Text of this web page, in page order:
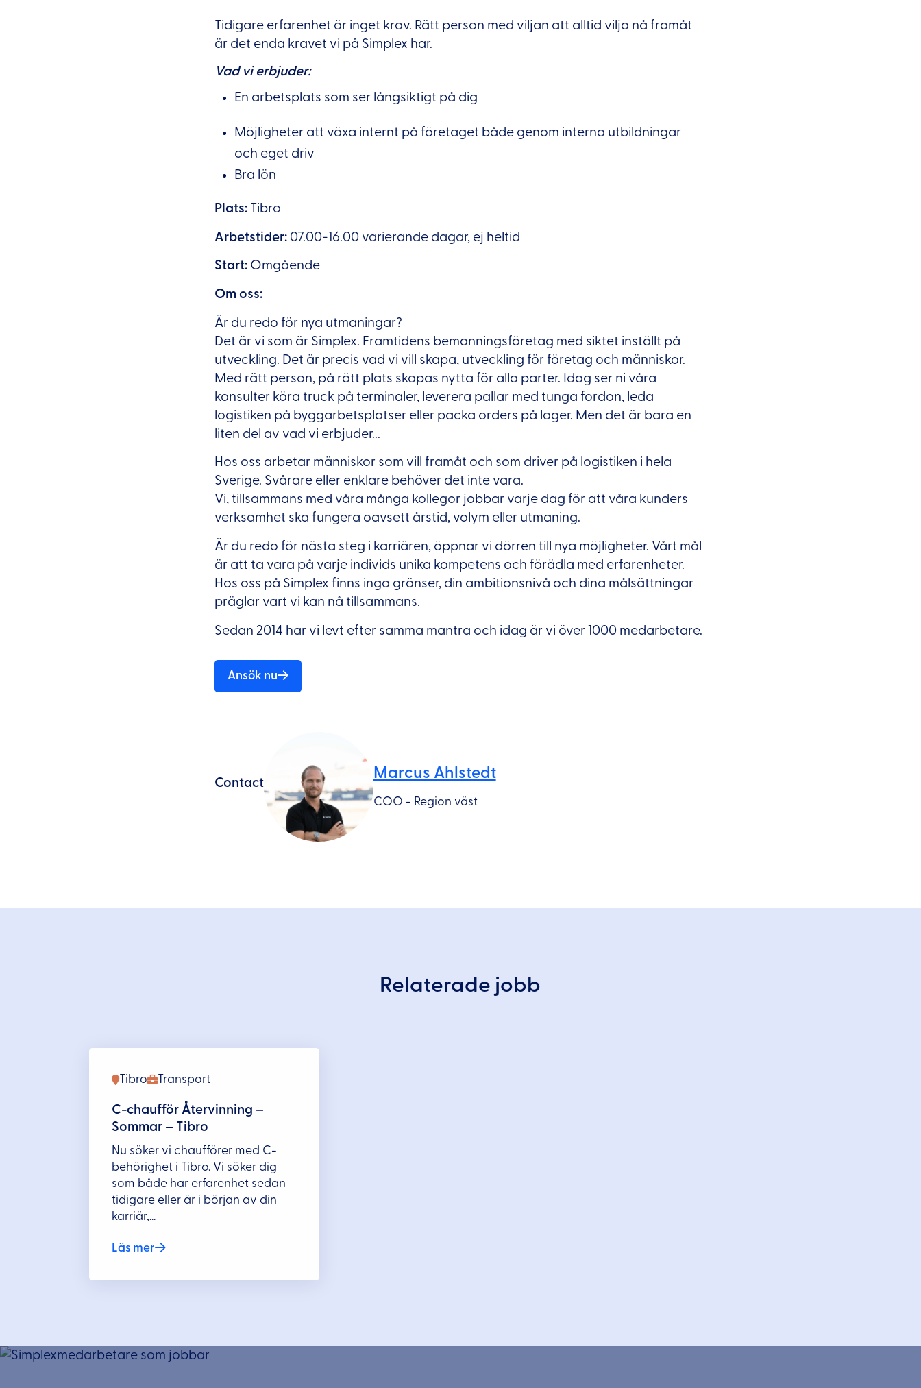
Tidigare erfarenhet är inget krav. Rätt person med viljan att alltid vilja nå framåt
är det enda kravet vi på Simplex har.
Vad vi erbjuder:
En arbetsplats som ser långsiktigt på dig
Möjligheter att växa internt på företaget både genom interna utbildningar
och eget driv
Bra lön
Plats: Tibro
Arbetstider: 07.00-16.00 varierande dagar, ej heltid
Start: Omgående
Om oss:
Är du redo för nya utmaningar?
Det är vi som är Simplex. Framtidens bemanningsföretag med siktet inställt på
utveckling. Det är precis vad vi vill skapa, utveckling för företag och människor.
Med rätt person, på rätt plats skapas nytta för alla parter. Idag ser ni våra
konsulter köra truck på terminaler, leverera pallar med tunga fordon, leda
logistiken på byggarbetsplatser eller packa orders på lager. Men det är bara en
liten del av vad vi erbjuder...
Hos oss arbetar människor som vill framåt och som driver på logistiken i hela
Sverige. Svårare eller enklare behöver det inte vara.
Vi, tillsammans med våra många kollegor jobbar varje dag för att våra kunders
verksamhet ska fungera oavsett årstid, volym eller utmaning.
Är du redo för nästa steg i karriären, öppnar vi dörren till nya möjligheter. Vårt mål
är att ta vara på varje individs unika kompetens och förädla med erfarenheter.
Hos oss på Simplex finns inga gränser, din ambitionsnivå och dina målsättningar
präglar vart vi kan nå tillsammans.
Sedan 2014 har vi levt efter samma mantra och idag är vi över 1000 medarbetare.
Ansök nu
Contact
Marcus Ahlstedt
COO - Region väst
Relaterade jobb
Transport
Tibro
C-chaufför Återvinning –
Sommar – Tibro
Nu söker vi chaufförer med C-
behörighet i Tibro. Vi söker dig
som både har erfarenhet sedan
tidigare eller är i början av din
karriär,...
Läs mer